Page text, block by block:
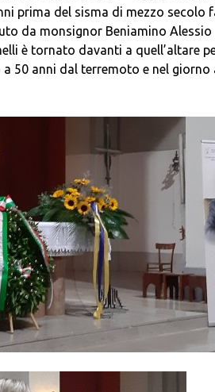
prima del sisma di mezzo secolo
da monsignor Beniamino Alessio
è tornato davanti a quell’altare
50 anni dal terremoto e nel giorno